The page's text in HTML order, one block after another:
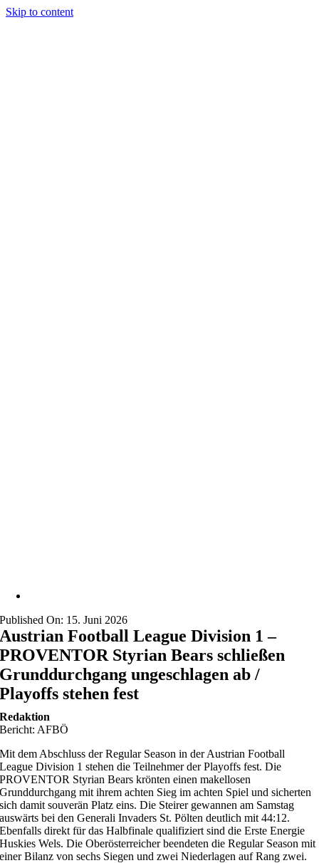
Skip to content
Published On: 15. Juni 2026
Austrian Football League Division 1 –
PROVENTOR Styrian Bears schließen
Grunddurchgang ungeschlagen ab /
Playoffs stehen fest
Redaktion
Bericht: AFBÖ
Mit dem Abschluss der Regular Season in der Austrian Football
League Division 1 stehen die Teilnehmer der Playoffs fest. Die
PROVENTOR Styrian Bears krönten einen makellosen
Grunddurchgang mit ihrem achten Sieg im achten Spiel und sicherten
sich damit souverän Platz eins. Die Steirer gewannen am Samstag
auswärts bei den Generali Invaders St. Pölten deutlich mit 44:12.
Ebenfalls direkt für das Halbfinale qualifiziert sind die Erste Energie
Huskies Wels. Die Oberösterreicher beendeten die Regular Season mit
einer Bilanz von sechs Siegen und zwei Niederlagen auf Rang zwei.